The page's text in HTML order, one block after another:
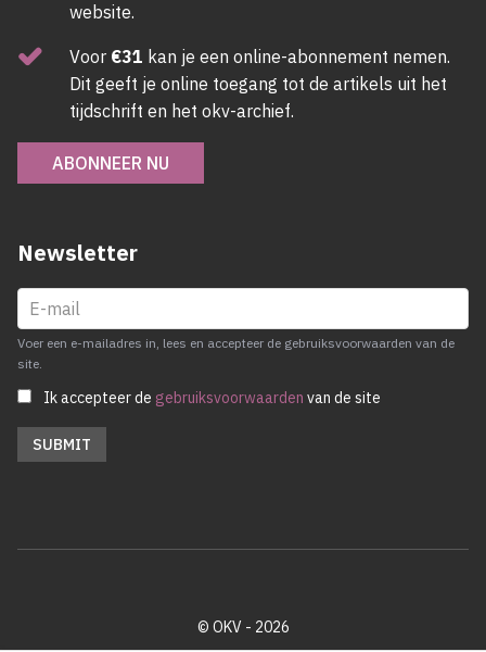
website.
Voor €31 kan je een online-abonnement nemen.
Dit geeft je online toegang tot de artikels uit het
tijdschrift en het okv-archief.
ABONNEER NU
Newsletter
Voer een e-mailadres in, lees en accepteer de gebruiksvoorwaarden van de
site.
Ik accepteer de gebruiksvoorwaarden van de site
© OKV - 2026